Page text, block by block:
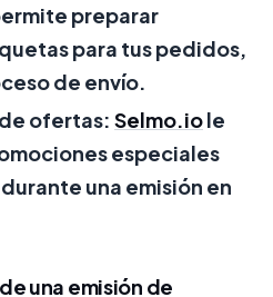
preparar
para tus pedidos,
de envío.
ofertas: Selmo.iole
especiales
una emisión en
una emisión de